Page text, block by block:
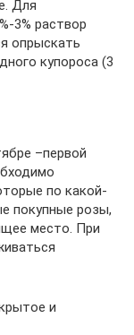
Для
3% раствор
опрыскать
купороса (3
–первой
по какой-
покупные розы,
место. При
и